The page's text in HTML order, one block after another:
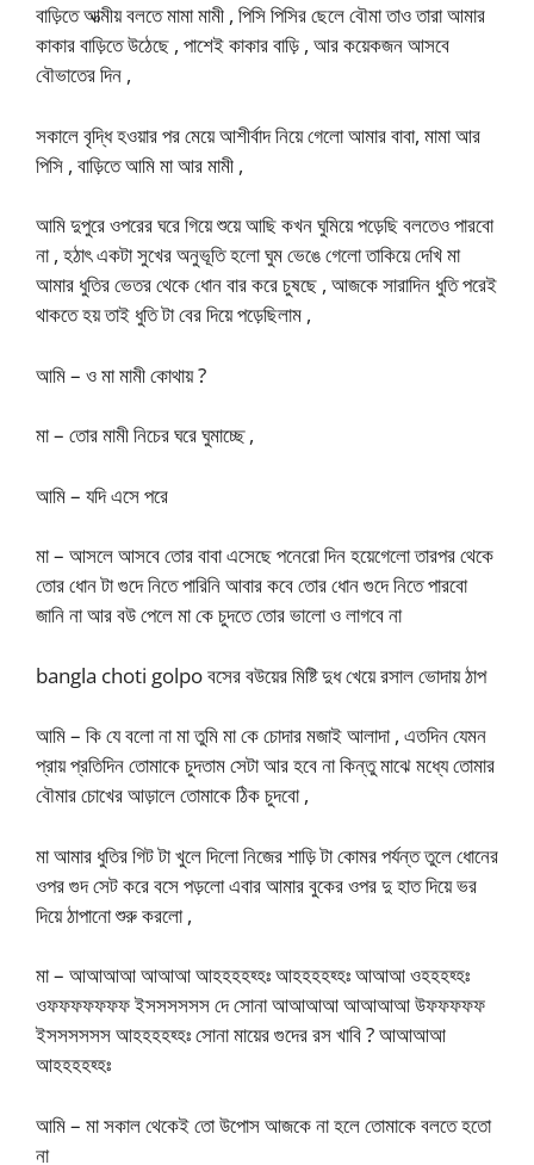
বাড়িতে আত্মীয় বলতে মামা মামী , পিসি পিসির ছেলে বৌমা তাও তারা আমার
কাকার বাড়িতে উঠেছে , পাশেই কাকার বাড়ি , আর কয়েকজন আসবে
বৌভাতের দিন ,
সকালে বৃদ্ধি হওয়ার পর মেয়ে আশীর্বাদ নিয়ে গেলো আমার বাবা, মামা আর
পিসি , বাড়িতে আমি মা আর মামী ,
আমি দুপুরে ওপরের ঘরে গিয়ে শুয়ে আছি কখন ঘুমিয়ে পড়েছি বলতেও পারবো
না , হঠাৎ একটা সুখের অনুভূতি হলো ঘুম ভেঙে গেলো তাকিয়ে দেখি মা
আমার ধুতির ভেতর থেকে ধোন বার করে চুষছে , আজকে সারাদিন ধুতি পরেই
থাকতে হয় তাই ধুতি টা বের দিয়ে পড়েছিলাম ,
আমি – ও মা মামী কোথায় ?
মা – তোর মামী নিচের ঘরে ঘুমাচ্ছে ,
আমি – যদি এসে পরে
মা – আসলে আসবে তোর বাবা এসেছে পনেরো দিন হয়েগেলো তারপর থেকে
তোর ধোন টা গুদে নিতে পারিনি আবার কবে তোর ধোন গুদে নিতে পারবো
জানি না আর বউ পেলে মা কে চুদতে তোর ভালো ও লাগবে না
bangla choti golpo বসের বউয়ের মিষ্টি দুধ খেয়ে রসাল ভোদায় ঠাপ
আমি – কি যে বলো না মা তুমি মা কে চোদার মজাই আলাদা , এতদিন যেমন
প্রায় প্রতিদিন তোমাকে চুদতাম সেটা আর হবে না কিন্তু মাঝে মধ্যে তোমার
বৌমার চোখের আড়ালে তোমাকে ঠিক চুদবো ,
মা আমার ধুতির গিট টা খুলে দিলো নিজের শাড়ি টা কোমর পর্যন্ত তুলে ধোনের
ওপর গুদ সেট করে বসে পড়লো এবার আমার বুকের ওপর দু হাত দিয়ে ভর
দিয়ে ঠাপানো শুরু করলো ,
মা – আআআআ আআআ আহহহহহ্হঃ আহহহহহ্হঃ আআআ ওহহহহ্হঃ
ওফফফফফফফ ইসসসসসস দে সোনা আআআআ আআআআ উফফফফফ
ইসসসসসস আহহহহহ্হঃ সোনা মায়ের গুদের রস খাবি ? আআআআ
আহহহহহ্হঃ
আমি – মা সকাল থেকেই তো উপোস আজকে না হলে তোমাকে বলতে হতো
না